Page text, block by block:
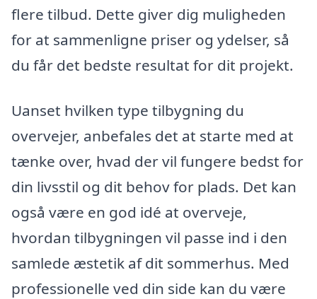
flere tilbud. Dette giver dig muligheden
for at sammenligne priser og ydelser, så
du får det bedste resultat for dit projekt.
Uanset hvilken type tilbygning du
overvejer, anbefales det at starte med at
tænke over, hvad der vil fungere bedst for
din livsstil og dit behov for plads. Det kan
også være en god idé at overveje,
hvordan tilbygningen vil passe ind i den
samlede æstetik af dit sommerhus. Med
professionelle ved din side kan du være